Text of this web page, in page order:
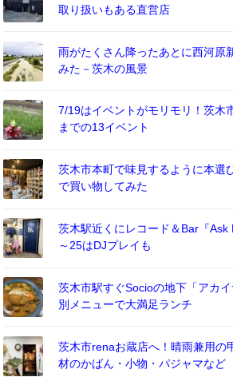
取り扱いもある直営店
雨がたくさん降ったあとに西河原
みた－茨木の風景
7/19はイベントがモリモリ！茨木
までの13イベント
茨木市本町で味見するように本選
で買い物してみた
茨木駅近くにレコード＆Bar『
～25はDJプレイも
茨木市駅すぐSocioの地下「アカ
別メニューで大満足ランチ
茨木市renaお蔵店へ！晴雨兼用の
材のかばん・小物・パジャマなど